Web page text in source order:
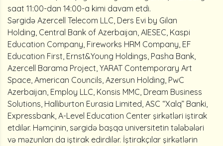
saat 11:00-dan 14:00-a kimi davam etdi.
Sərgidə Azercell Telecom LLC, Ders Evi by Gilan
Holding, Central Bank of Azerbaijan, AIESEC, Kaspi
Education Company, Fireworks HRM Company, EF
Education First, Ernst&Young Holdings, Pasha Bank,
Azercell Barama Project, YARAT Contemporary Art
Space, American Councils, Azersun Holding, PwC
Azerbaijan, Employ LLC, Konsis MMC, Dream Business
Solutions, Halliburton Eurasia Limited, ASC “Xalq” Banki,
Expressbank, A-Level Education Center şirkətləri iştirak
etdilər. Həmçinin, sərgidə başqa universitetin tələbələri
və məzunları da iştirak edirdilər. İştirakçılar şirkətlərin